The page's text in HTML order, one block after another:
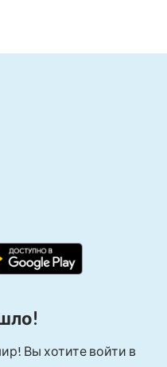
Вы хотите войти в